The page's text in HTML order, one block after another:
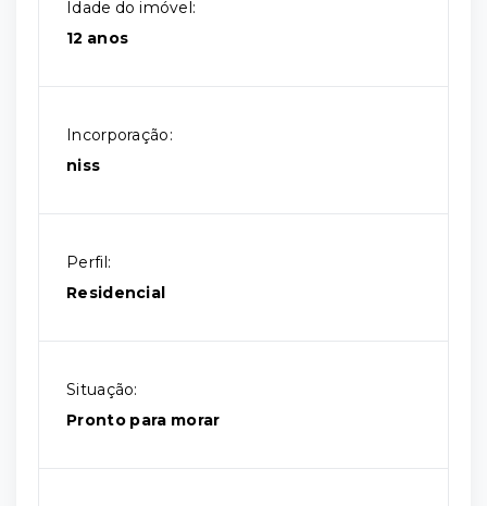
Idade do imóvel:
12 anos
Incorporação:
niss
Perfil:
Residencial
Situação:
Pronto para morar